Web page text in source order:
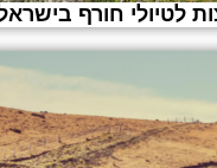
לטיולי חורף